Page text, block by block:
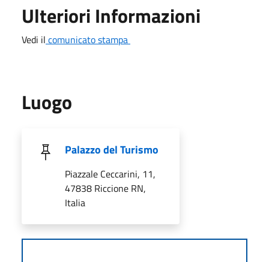
Ulteriori Informazioni
Vedi il comunicato stampa
Luogo
Palazzo del Turismo
Piazzale Ceccarini, 11,
47838 Riccione RN,
Italia